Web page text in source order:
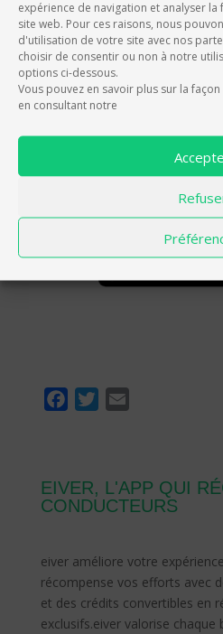
expérience de navigation et analyser
site web. Pour ces raisons, nous
d'utilisation de votre site avec nos
choisir de consentir ou non à notre
options ci-dessous.
Vous pouvez en savoir plus sur la
en consultant notre
TÉLÉCHARGEZ
RÉCOMPENSE LES
b
o
k
e
l
EIVER, L'APP QUI
CONDUCTEURS
eiver améliore votre
récompense vos efforts avec
et des crédits convertibles en
exclusifs.eiver valorise chaque